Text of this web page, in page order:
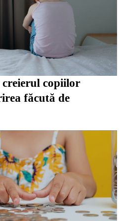
creierul copiilor
făcută de